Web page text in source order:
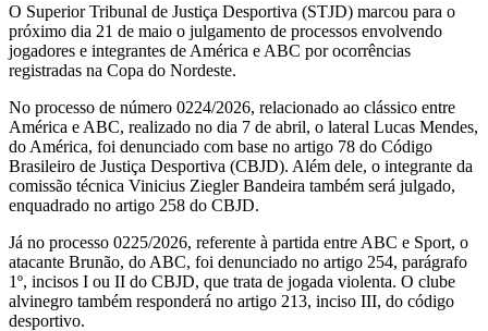
O Superior Tribunal de Justiça Desportiva (STJD) marcou para o
próximo dia 21 de maio o julgamento de processos envolvendo
jogadores e integrantes de América e ABC por ocorrências
registradas na Copa do Nordeste.
No processo de número 0224/2026, relacionado ao clássico entre
América e ABC, realizado no dia 7 de abril, o lateral Lucas Mendes,
do América, foi denunciado com base no artigo 78 do Código
Brasileiro de Justiça Desportiva (CBJD). Além dele, o integrante da
comissão técnica Vinicius Ziegler Bandeira também será julgado,
enquadrado no artigo 258 do CBJD.
Já no processo 0225/2026, referente à partida entre ABC e Sport, o
atacante Brunão, do ABC, foi denunciado no artigo 254, parágrafo
1º, incisos I ou II do CBJD, que trata de jogada violenta. O clube
alvinegro também responderá no artigo 213, inciso III, do código
desportivo.